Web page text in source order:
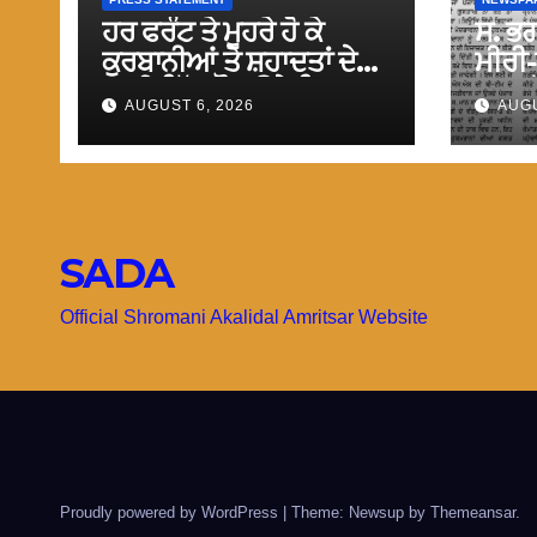
ਹਰ ਫਰੰਟ ਤੇ ਮੂਹਰੇ ਹੋ ਕੇ
ਕੁਰਬਾਨੀਆਂ ਤੇ ਸ਼ਹਾਦਤਾਂ ਦੇਣ
ਵਾਲੀ ਸਿੱਖ ਕੌਮ ਉਤੇ ਫਿਰਕੂ
ਹਮਲੇ ਹੋਣੇ ਅਤਿ ਸ਼ਰਮਨਾਕ :
ਟਿਵਾਣਾ
AUGUST 6, 2026
ਸ.
ਨਾਲ
SADA
Official Shromani Akalidal Amritsar Website
Proudly powered by WordPress Theme: Newsup by Themeansar.